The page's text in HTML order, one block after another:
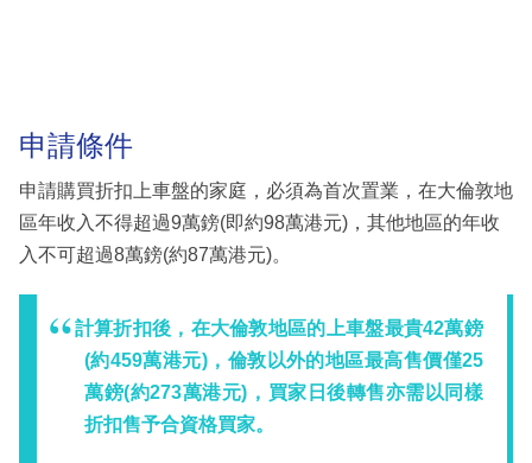
申請條件
申請購買折扣上車盤的家庭，必須為首次置業，在大倫敦地
區年收入不得超過9萬鎊(即約98萬港元)，其他地區的年收
入不可超過8萬鎊(約87萬港元)。
計算折扣後，在大倫敦地區的上車盤最貴42萬鎊
(約459萬港元)，倫敦以外的地區最高售價僅25
萬鎊(約273萬港元)，買家日後轉售亦需以同樣
折扣售予合資格買家。